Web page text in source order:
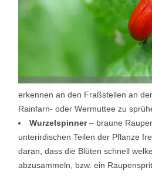
erkennen an den Fraßstellen an
Rainfarn- oder Wermuttee zu
Wurzelspinner– braune
unterirdischen Teilen der Pflanze
daran, dass die Blüten schnell
abzusammeln, bzw. ein